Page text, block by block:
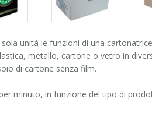
unità le funzioni di una
metallo, cartone o vetro in
di cartone senza film.
minuto, in funzione del tipo di